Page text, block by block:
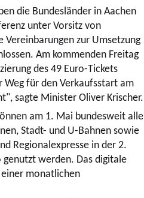
die Bundesländer in Aachen
unter Vorsitz von
zur Umsetzung
Am kommenden Freitag
des 49 Euro-Tickets
für den Verkaufsstart am
sagte Minister Oliver Krischer.
am 1. Mai bundesweit alle
Stadt- und U-Bahnen sowie
Regionalexpresse in der 2.
genutzt werden. Das digitale
monatlichen